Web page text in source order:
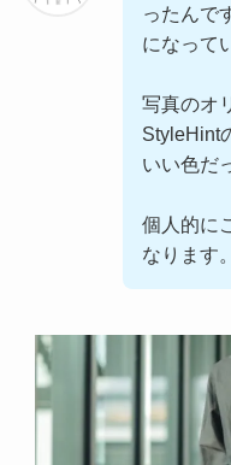
ったんで
になって
写真のオ
StyleHint
いい色だ
個人的に
なります。